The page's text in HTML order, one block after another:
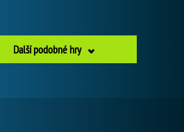
Další podobné hry